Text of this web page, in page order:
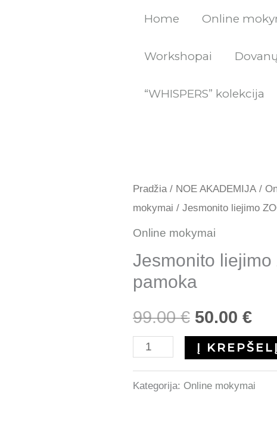
Home Online
Workshopai
“WHISPERS” kolekcija
Pradžia/ NOE AKADEMIJA/
mokymai / Jesmonito liejimo
Online mokymai
Jesmonito liejimo
pamoka
99.00€
price
was:
99.00 €.
50.00 €
kiekis:
Jesmonito
liejimo
Į KREPŠELĮ
Kategorija: Online mokymai